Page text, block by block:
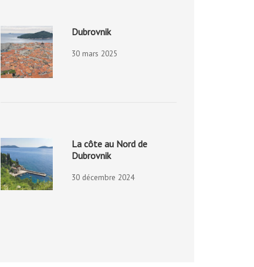
Dubrovnik
30 mars 2025
La côte au Nord de
Dubrovnik
30 décembre 2024